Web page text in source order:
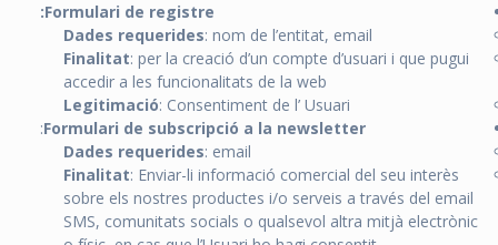
Formulari de registre:
Dades requerides: nom de l’entitat, email
Finalitat: per la creació d’un compte d’usuari i que pugui
accedir a les funcionalitats de la web
Legitimació: Consentiment de l’ Usuari
Formulari de subscripció a la newsletter
:
Dades requerides: email
Finalitat: Enviar-li informació comercial del seu interès
sobre els nostres productes i/o serveis a través del email
SMS, comunitats socials o qualsevol altra mitjà electrònic